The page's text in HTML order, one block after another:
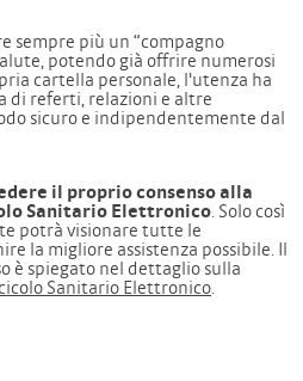
sempre più un “compagno
potendo già offrire numerosi
cartella personale, l'utenza ha
di referti, relazioni e altre
sicuro e indipendentemente dal
il proprio consenso alla
Sanitario Elettronico. Solo così
potrà visionare tutte le
la migliore assistenza possibile. Il
è spiegato nel dettaglio sulla
Sanitario Elettronico.